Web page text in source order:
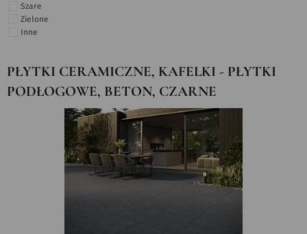
Szare
Zielone
Inne
PŁYTKI CERAMICZNE, KAFELKI - PŁYTKI
PODŁOGOWE, BETON, CZARNE